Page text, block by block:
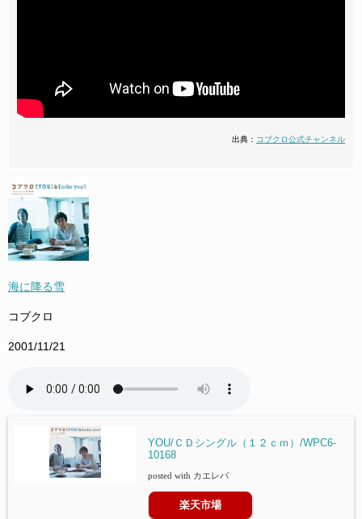
出典： コブクロ公式チャンネル
海に降る雪
コブクロ
2001/11/21
YOU/ＣＤシングル（１２ｃｍ）/WPC6-
10168
posted with カエレバ
楽天市場